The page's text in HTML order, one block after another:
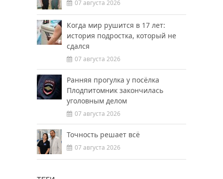
07 августа 2026
Когда мир рушится в 17 лет:
история подростка, который не
сдался
07 августа 2026
Ранняя прогулка у посёлка
Плодпитомник закончилась
уголовным делом
07 августа 2026
Точность решает всё
07 августа 2026